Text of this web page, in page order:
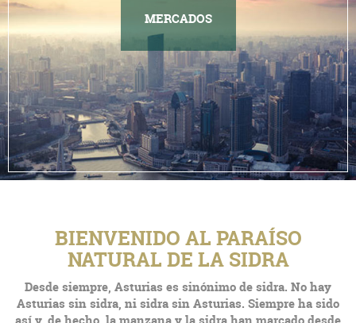
MERCADOS
BIENVENIDO AL PARAÍSO
NATURAL DE LA SIDRA
Desde siempre, Asturias es sinónimo de sidra. No hay
Asturias sin sidra, ni sidra sin Asturias. Siempre ha sido